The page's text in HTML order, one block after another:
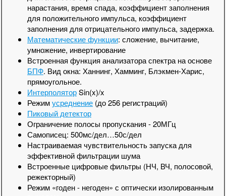
нарастания, время спада, коэффициент заполнения
для положительного импульса, коэффициент
заполнения для отрицательного импульса, задержка.
Математические функции: сложение, вычитание,
умножение, инвертирование
Встроенная функция анализатора спектра на основе
БПФ. Вид окна: Ханнинг, Хамминг, Блэкмен-Харис,
прямоугольное.
ИнтерполяторSin(x)/x
Режимусреднение (до 256 регистраций)
Пиковый детектор
Ограничение полосы пропускания - 20МГц
Самописец: 500мс/дел…50с/дел
Настраиваемая чувствительность запуска для
эффективной фильтрации шума
Встроенные цифровые фильтры (НЧ, ВЧ, полосовой,
режекторный)
Режим «годен - негоден» с оптически изолированным